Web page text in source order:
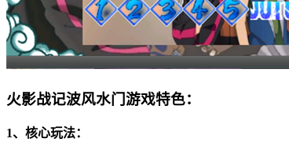
火影战记波风水门游戏特色：
1、核心玩法：